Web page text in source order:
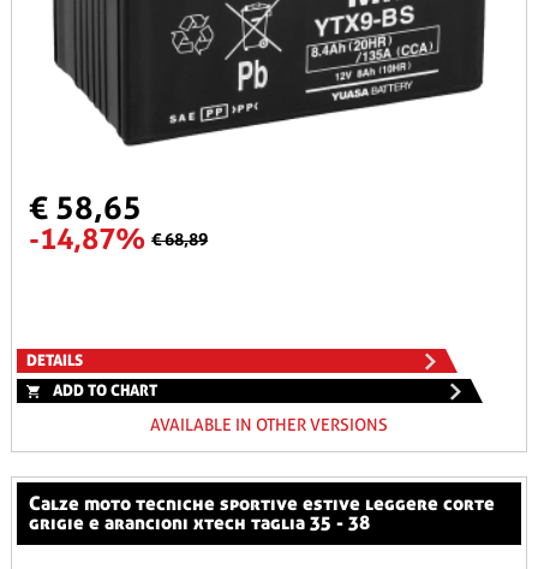
€ 58,65
-14,87% € 68,89
DETAILS
ADD TO CHART
AVAILABLE IN OTHER VERSIONS
calze moto tecniche sportive estive leggere corte
grigie e arancioni xtech taglia 35 - 38